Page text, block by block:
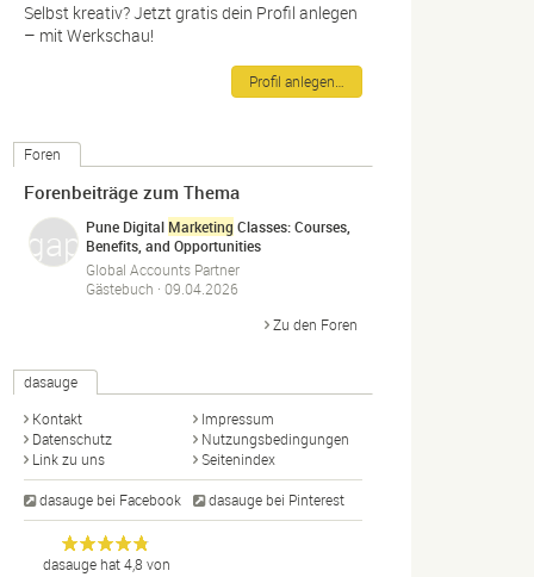
Selbst kreativ? Jetzt gratis dein Profil anlegen
– mit Werkschau!
Profil anlegen…
Foren
Forenbeiträge zum Thema
Pune Digital Marketing Classes: Courses,
Benefits, and Opportunities
Global Accounts Partner
Gästebuch · 09.04.2026
Zu den Foren
dasauge
Kontakt
Impressum
Datenschutz
Nutzungsbedingungen
Link zu uns
Seitenindex
dasauge bei Facebook dasauge bei Pinterest
dasauge
Designer,
Anonym
dasaugehat4,8 von